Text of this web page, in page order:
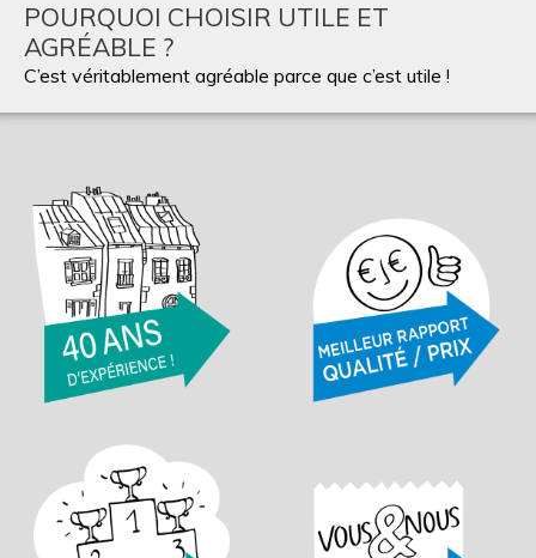
POURQUOI CHOISIR UTILE ET
AGRÉABLE ?
C’est véritablement agréable parce que c’est utile !